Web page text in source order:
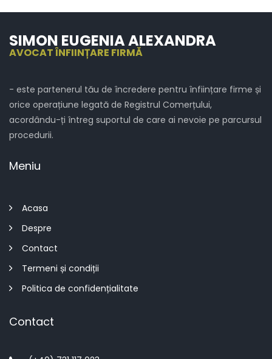
SIMON EUGENIA ALEXANDRA
AVOCAT ÎNFIINȚARE FIRMĂ
- este partenerul tău de încredere pentru înființare firme și
orice operațiune legată de Registrul Comerțului,
acordându-ți întreg suportul de care ai nevoie pe parcursul
procedurii.
Meniu
Acasa
Despre
Contact
Termeni și condiții
Politica de confidențialitate
Contact